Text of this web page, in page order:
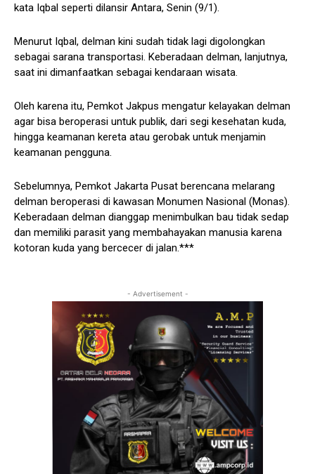
kata Iqbal seperti dilansir Antara, Senin (9/1).
Menurut Iqbal, delman kini sudah tidak lagi digolongkan
sebagai sarana transportasi. Keberadaan delman, lanjutnya,
saat ini dimanfaatkan sebagai kendaraan wisata.
Oleh karena itu, Pemkot Jakpus mengatur kelayakan delman
agar bisa beroperasi untuk publik, dari segi kesehatan kuda,
hingga keamanan kereta atau gerobak untuk menjamin
keamanan pengguna.
Sebelumnya, Pemkot Jakarta Pusat berencana melarang
delman beroperasi di kawasan Monumen Nasional (Monas).
Keberadaan delman dianggap menimbulkan bau tidak sedap
dan memiliki parasit yang membahayakan manusia karena
kotoran kuda yang bercecer di jalan.***
- Advertisement -